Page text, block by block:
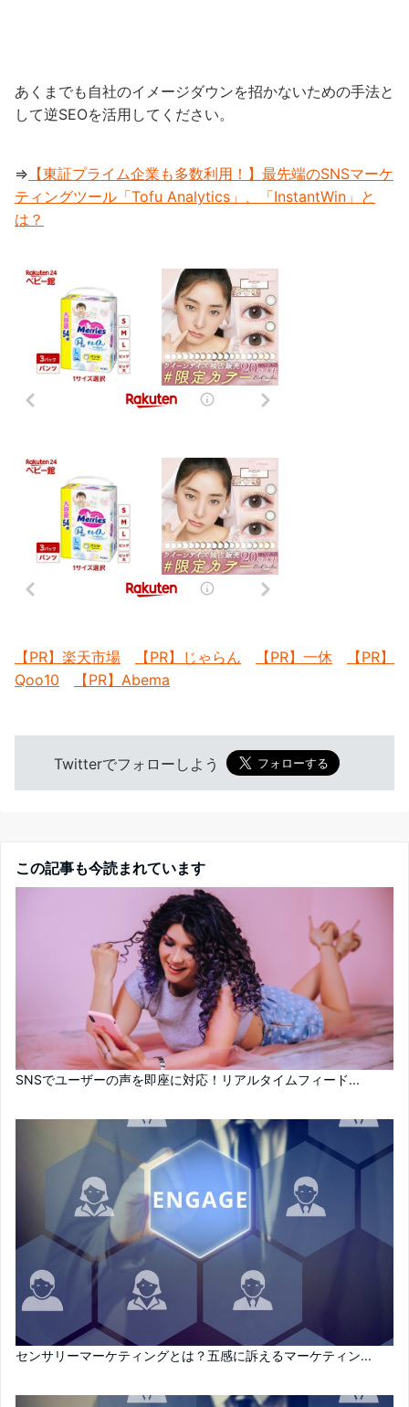
あくまでも自社のイメージダウンを招かないための手法と
して逆SEOを活用してください。
⇒ 【東証プライム企業も多数利用！】最先端のSNSマーケ
ティングツール「Tofu Analytics」、「InstantWin」と
は？
【PR】楽天市場 【PR】じゃらん 【PR】一休
【PR】
Qoo10
【PR】Abema
Twitterでフォローしよう
この記事も今読まれています
SNSでユーザーの声を即座に対応！リアルタイムフィード...
センサリーマーケティングとは？五感に訴えるマーケティン...